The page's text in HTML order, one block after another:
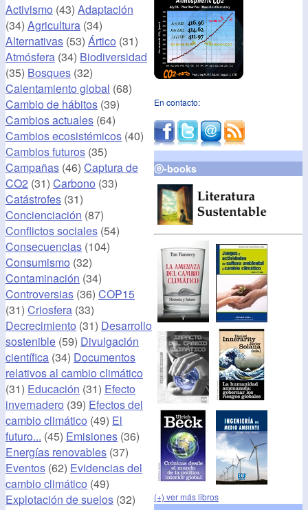
Activismo (43) Adaptación
(34) Agricultura (34)
Alternativas (53) Ártico (31)
Atmósfera (34) Biodiversidad
(35) Bosques (32)
Calentamiento global (68)
Cambio de hábitos (39)
Cambios actuales (64)
Cambios ecosistémicos (40)
Cambios futuros (35)
Campañas (46) Captura de
CO2 (31) Carbono (33)
Catástrofes (31)
Concienciación (87)
Conflictos sociales (54)
Consecuencias (104)
Consumismo (32)
Contaminación (34)
Controversias (36) COP15
(31) Criosfera (33)
Decrecimiento (31) Desarrollo
sostenible (59) Divulgación
científica (34) Documentos
relativos al cambio climático
(31) Educación (31) Efecto
invernadero (39) Efectos del
cambio climático (49) El
futuro... (45) Emisiones (36)
Energías renovables (37)
Eventos (62) Evidencias del
cambio climático (49)
Explotación de suelos (32)
En contacto:
ⓔ-books
(+) ver más libros